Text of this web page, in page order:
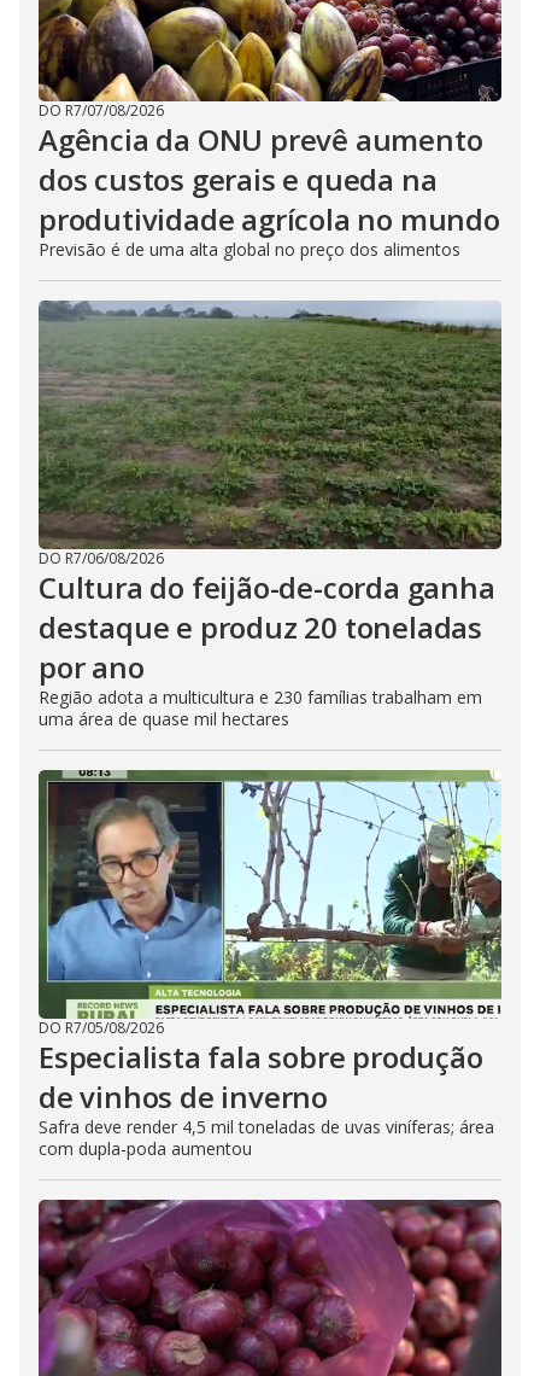
DO R7/07/08/2026
Agência da ONU prevê aumento
dos custos gerais e queda na
produtividade agrícola no mundo
Previsão é de uma alta global no preço dos alimentos
DO R7/06/08/2026
Cultura do feijão-de-corda ganha
destaque e produz 20 toneladas
por ano
Região adota a multicultura e 230 famílias trabalham em
uma área de quase mil hectares
DO R7/05/08/2026
Especialista fala sobre produção
de vinhos de inverno
Safra deve render 4,5 mil toneladas de uvas viníferas; área
com dupla-poda aumentou